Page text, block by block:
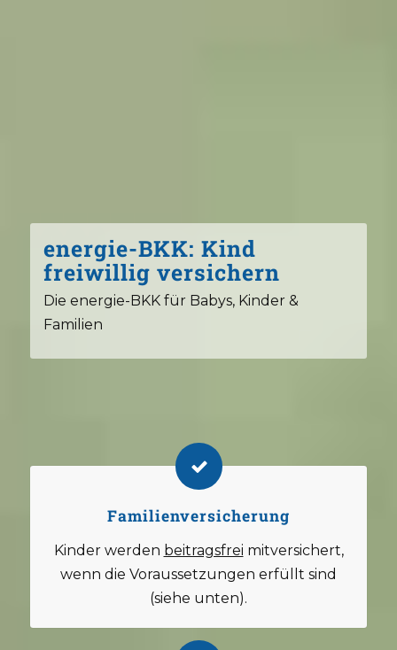
energie-BKK: Kind
freiwillig versichern
Die energie-BKK für Babys, Kinder &
Familien
Familienversicherung
Kinder werden beitragsfrei mitversichert,
wenn die Voraussetzungen erfüllt sind
(siehe unten).